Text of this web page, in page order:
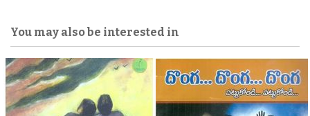
You may also be interested in